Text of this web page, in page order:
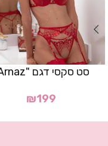
סט סקסי דגם "Arnaz"
₪199